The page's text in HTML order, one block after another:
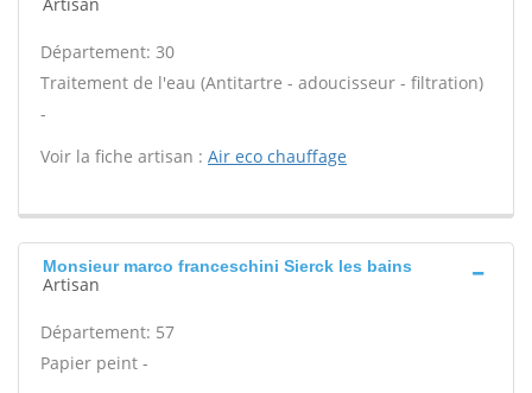
Département: 30
Traitement de l'eau (Antitartre - adoucisseur - filtration)
-
Voir la fiche artisan : Air eco chauffage
Monsieur marco franceschini Sierck les bains
Artisan
Département: 57
Papier peint -